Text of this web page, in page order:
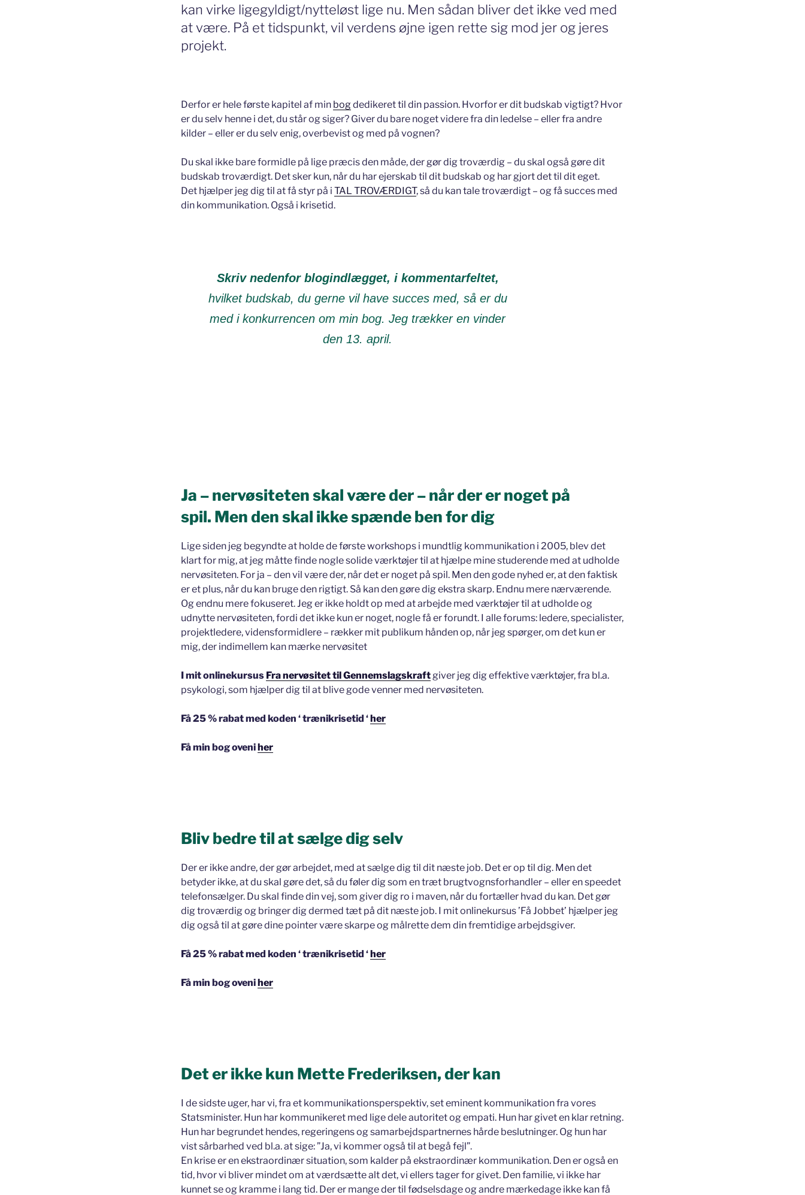
kan virke ligegyldigt/nytteløst lige nu. Men sådan bliver det ikke ved med
at være. På et tidspunkt, vil verdens øjne igen rette sig mod jer og jeres
projekt.
Derfor er hele første kapitel af min bogdedikeret til din passion. Hvorfor er dit budskab vigtigt? Hvor
er du selv henne i det, du står og siger? Giver du bare noget videre fra din ledelse – eller fra andre
kilder – eller er du selv enig, overbevist og med på vognen?
Du skal ikke bare formidle på lige præcis den måde, der gør dig troværdig – du skal også gøre dit
budskab troværdigt. Det sker kun, når du har ejerskab til dit budskab og har gjort det til dit eget.
Det hjælper jeg dig til at få styr på i TAL TROVÆRDIGT, så du kan tale troværdigt – og få succes med
din kommunikation. Også i krisetid.
Skriv nedenfor blogindlægget, i kommentarfeltet,
hvilket budskab, du gerne vil have succes med, så er du
med i konkurrencen om min bog. Jeg trækker en vinder
den 13. april.
Ja – nervøsiteten skal være der – når der er noget på
spil. Men den skal ikke spænde ben for dig
Lige siden jeg begyndte at holde de første workshops i mundtlig kommunikation i 2005, blev det
klart for mig, at jeg måtte finde nogle solide værktøjer til at hjælpe mine studerende med at udholde
nervøsiteten. For ja – den vil være der, når det er noget på spil. Men den gode nyhed er, at den faktisk
er et plus, når du kan bruge den rigtigt. Så kan den gøre dig ekstra skarp. Endnu mere nærværende.
Og endnu mere fokuseret. Jeg er ikke holdt op med at arbejde med værktøjer til at udholde og
udnytte nervøsiteten, fordi det ikke kun er noget, nogle få er forundt. I alle forums: ledere, specialister,
projektledere, vidensformidlere – rækker mit publikum hånden op, når jeg spørger, om det kun er
mig, der indimellem kan mærke nervøsitet
I mit onlinekursus Fra nervøsitet til Gennemslagskraftgiver jeg dig effektive værktøjer, fra bl.a.
psykologi, som hjælper dig til at blive gode venner med nervøsiteten.
Få 25 % rabat med koden ‘ trænikrisetid ‘ her
Få min bog oveni her
Bliv bedre til at sælge dig selv
Der er ikke andre, der gør arbejdet, med at sælge dig til dit næste job. Det er op til dig. Men det
betyder ikke, at du skal gøre det, så du føler dig som en træt brugtvognsforhandler – eller en speedet
telefonsælger. Du skal finde din vej, som giver dig ro i maven, når du fortæller hvad du kan. Det gør
dig troværdig og bringer dig dermed tæt på dit næste job. I mit onlinekursus ’Få Jobbet’ hjælper jeg
dig også til at gøre dine pointer være skarpe og målrette dem din fremtidige arbejdsgiver.
Få 25 % rabat med koden ‘ trænikrisetid ‘ her
Få min bog oveni her
Det er ikke kun Mette Frederiksen, der kan
I de sidste uger, har vi, fra et kommunikationsperspektiv, set eminent kommunikation fra vores
Statsminister. Hun har kommunikeret med lige dele autoritet og empati. Hun har givet en klar retning.
Hun har begrundet hendes, regeringens og samarbejdspartnernes hårde beslutninger. Og hun har
vist sårbarhed ved bl.a. at sige: ”Ja, vi kommer også til at begå fejl”.
En krise er en ekstraordinær situation, som kalder på ekstraordinær kommunikation. Den er også en
tid, hvor vi bliver mindet om at værdsætte alt det, vi ellers tager for givet. Den familie, vi ikke har
kunnet se og kramme i lang tid. Der er mange der til fødselsdage og andre mærkedage ikke kan få